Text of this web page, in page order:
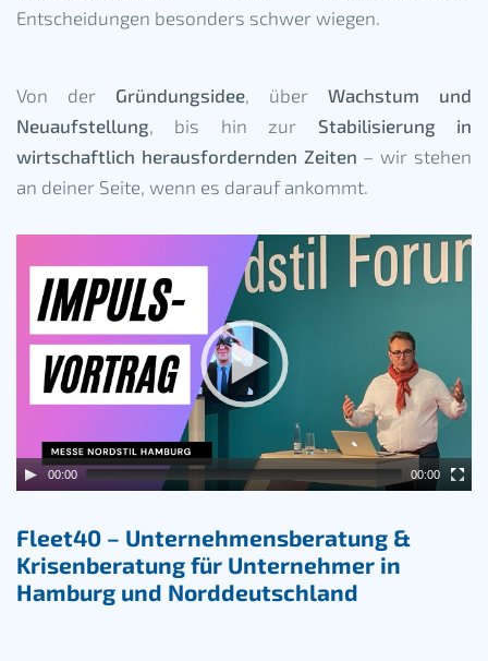
Entscheidungen besonders schwer wiegen.
Von der Gründungsidee, über Wachstum und
Neuaufstellung, bis hin zur Stabilisierung in
wirtschaftlich herausfordernden Zeiten – wir stehen
an deiner Seite, wenn es darauf ankommt.
Video
Player
00:00 00:00
Fleet40 – Unternehmensberatung &
Krisenberatung für Unternehmer in
Hamburg und Norddeutschland